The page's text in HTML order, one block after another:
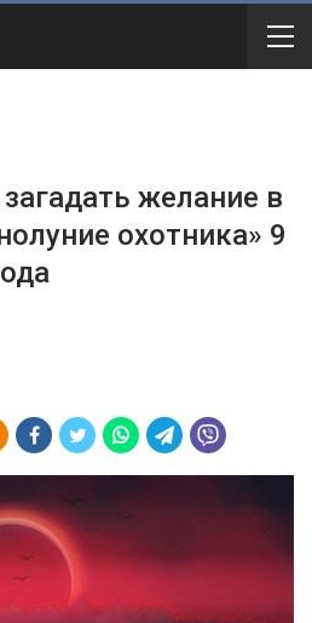
желание в
охотника» 9